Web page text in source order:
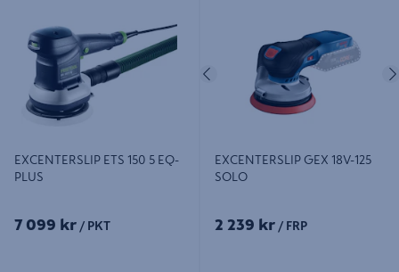
EXCENTERSLIP ETS 150 5 EQ-
PLUS
7 099 kr / PKT
Föregående
EXCENTERSLIP GEX 18V-125
SOLO
2 239 kr / FRP